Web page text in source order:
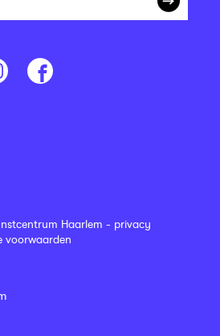
Haarlem - privacy
voorwaarden